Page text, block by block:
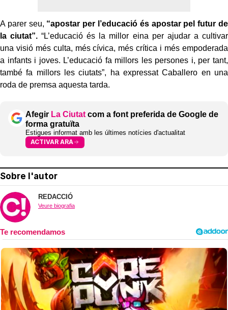
A parer seu, “apostar per l’educació és apostar pel futur de
la ciutat”. “L’educació és la millor eina per ajudar a cultivar
una visió més culta, més cívica, més crítica i més empoderada
a infants i joves. L’educació fa millors les persones i, per tant,
també fa millors les ciutats”, ha expressat Caballero en una
roda de premsa aquesta tarda.
Afegir La Ciutat com a font preferida de Google de
forma gratuïta
Estigues informat amb les últimes notícies d'actualitat
ACTIVAR ARA
Sobre l'autor
REDACCIÓ
Veure biografia